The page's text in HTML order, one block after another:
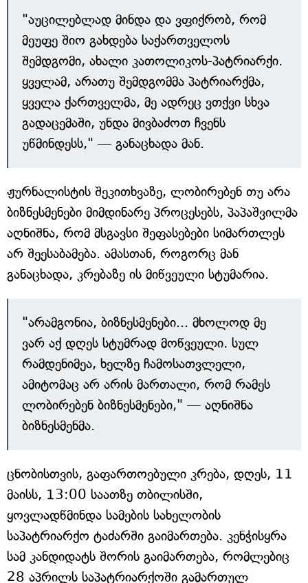
"აუცილებლად მინდა და ვფიქრობ, რომ
მეუფე შიო გახდება საქართველოს
შემდგომი, ახალი კათოლიკოს-პატრიარქი.
ყველამ, არათუ შემდგომმა პატრიარქმა,
ყველა ქართველმა, მე ადრეც ვთქვი სხვა
გადაცემაში, უნდა მივბაძოთ ჩვენს
უწმინდესს," — განაცხადა მან.
ჟურნალისტის შეკითხვაზე, ლობირებენ თუ არა
ბიზნესმენები მიმდინარე პროცესებს, პაპაშვილმა
აღნიშნა, რომ მსგავსი შეფასებები სიმართლეს
არ შეესაბამება. ამასთან, როგორც მან
განაცხადა, კრებაზე ის მიწვეული სტუმარია.
"არამგონია, ბიზნესმენები... მხოლოდ მე
ვარ აქ დღეს სტუმრად მოწვეული. სულ
რამდენიმეა, ხელზე ჩამოსათვლელი,
ამიტომაც არ არის მართალი, რომ რამეს
ლობირებენ ბიზნესმენები," — აღნიშნა
ბიზნესმენმა.
ცნობისთვის, გაფართოებული კრება, დღეს, 11
მაისს, 13:00 საათზე თბილისში,
ყოვლადწმინდა სამების სახელობის
საპატრიარქო ტაძარში გაიმართება. კენჭისყრა
სამ კანდიდატს შორის გაიმართება, რომლებიც
28 აპრილს საპატრიარქოში გამართულ